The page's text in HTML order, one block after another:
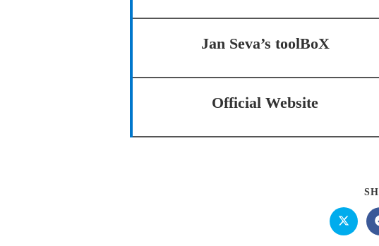
Jan Seva’s toolBoX
Official Website